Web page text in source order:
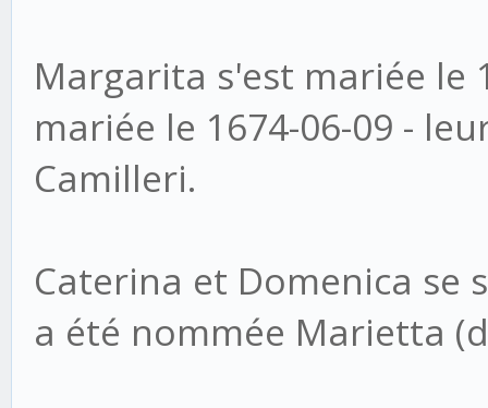
Margarita s'est mariée le
mariée le 1674-06-09 -
Camilleri.
Caterina et Domenica se
a été nommée Marietta